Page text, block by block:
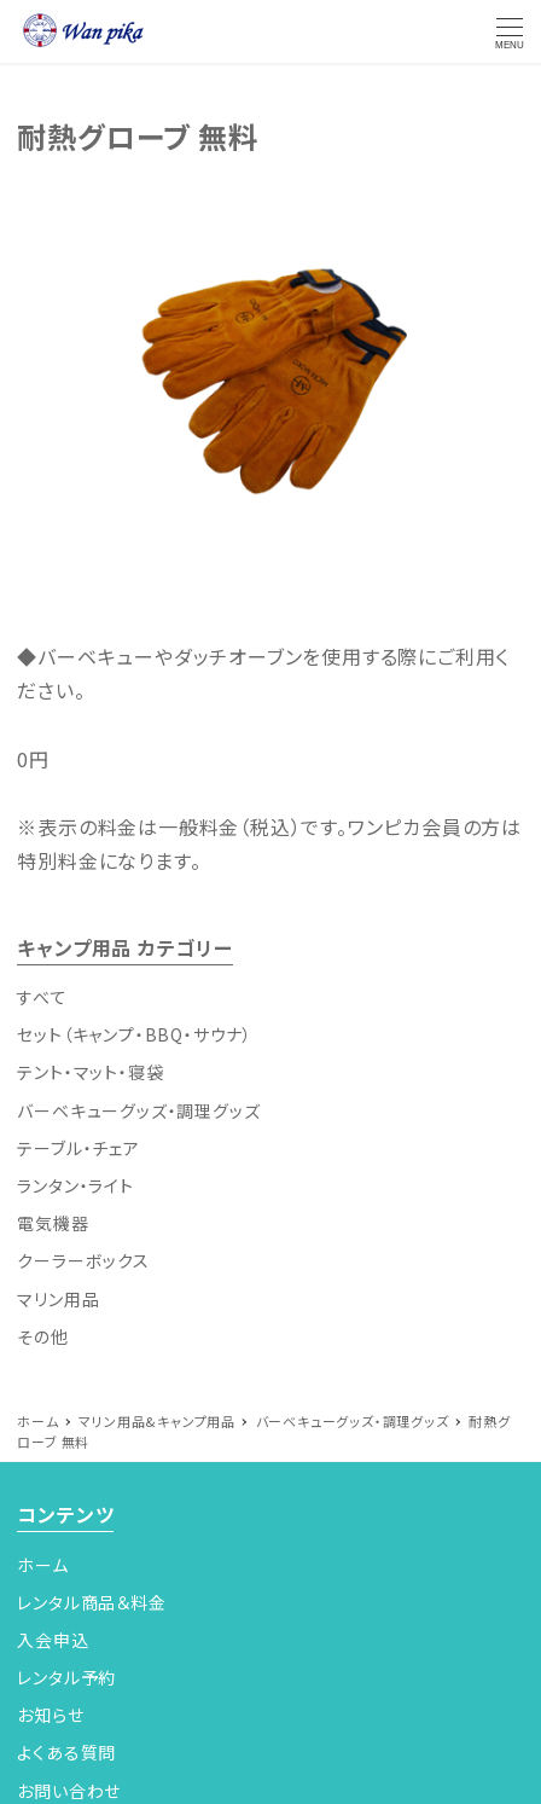
MENU
耐熱グローブ 無料
◆バーベキューやダッチオーブンを使用する際にご利用く
ださい。
0円
※表示の料金は一般料金（税込）です。ワンピカ会員の方は
特別料金になります。
キャンプ用品 カテゴリー
すべて
セット（キャンプ・BBQ・サウナ）
テント・マット・寝袋
バーベキューグッズ・調理グッズ
テーブル・チェア
ランタン・ライト
電気機器
クーラーボックス
マリン用品
その他
ホーム マリン用品&キャンプ用品 バーベキューグッズ・調理グッズ
耐熱グ
ローブ 無料
コンテンツ
ホーム
レンタル商品＆料金
入会申込
レンタル予約
お知らせ
よくある質問
お問い合わせ